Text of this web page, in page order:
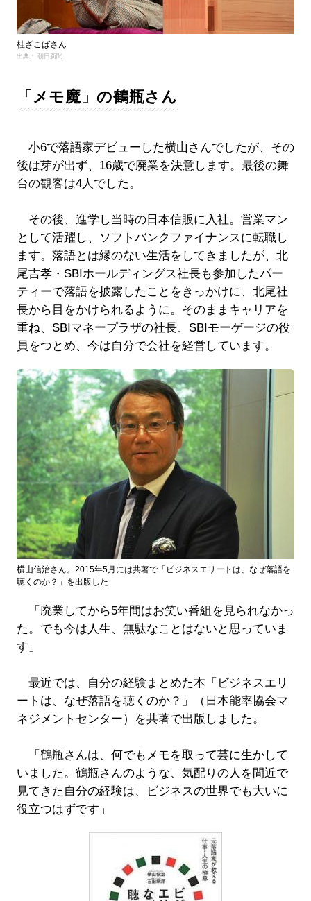
桂ざこばさん
出典： 朝日新聞
「メモ魔」の鶴瓶さん
小6で落語家デビューした横山さんでしたが、その
後は芽が出ず、16歳で廃業を決意します。最後の舞
台の観客は4人でした。
その後、進学し当時の日本信販に入社。営業マン
として活躍し、ソフトバンクファイナンスに転職し
ます。落語とは縁のない生活をしてきましたが、北
尾吉孝・SBIホールディングス社長も参加したパー
ティーで落語を披露したことをきっかけに、北尾社
長から目をかけられるように。そのままキャリアを
重ね、SBIマネープラザの社長、SBIモーゲージの役
員をつとめ、今は自分で会社を経営しています。
横山信治さん。2015年5月には共著で「ビジネスエリートは、なぜ落語を
聴くのか？」を出版した
「廃業してから5年間はお笑い番組を見られなかっ
た。でも今は人生、無駄なことはないと思っていま
す」
最近では、自分の経験まとめた本「ビジネスエリ
ートは、なぜ落語を聴くのか？」（日本能率協会マ
ネジメントセンター）を共著で出版しました。
「鶴瓶さんは、何でもメモを取って芸に生かして
いました。鶴瓶さんのような、気配りの人を間近で
見てきた自分の経験は、ビジネスの世界でも大いに
役立つはずです」